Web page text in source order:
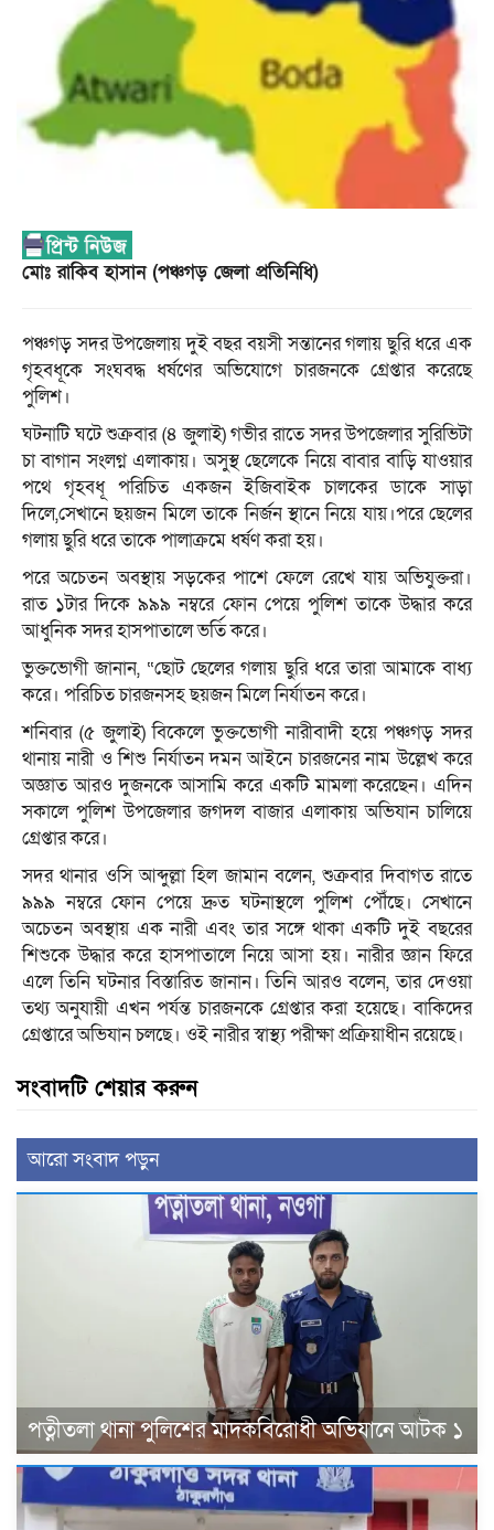
মোঃ রাকিব হাসান (পঞ্চগড় জেলা প্রতিনিধি)
পঞ্চগড় সদর উপজেলায় দুই বছর বয়সী সন্তানের গলায় ছুরি ধরে এক
গৃহবধূকে সংঘবদ্ধ ধর্ষণের অভিযোগে চারজনকে গ্রেপ্তার করেছে
পুলিশ।
ঘটনাটি ঘটে শুক্রবার (৪ জুলাই) গভীর রাতে সদর উপজেলার সুরিভিটা
চা বাগান সংলগ্ন এলাকায়। অসুস্থ ছেলেকে নিয়ে বাবার বাড়ি যাওয়ার
পথে গৃহবধূ পরিচিত একজন ইজিবাইক চালকের ডাকে সাড়া
দিলে,সেখানে ছয়জন মিলে তাকে নির্জন স্থানে নিয়ে যায়।পরে ছেলের
গলায় ছুরি ধরে তাকে পালাক্রমে ধর্ষণ করা হয়।
পরে অচেতন অবস্থায় সড়কের পাশে ফেলে রেখে যায় অভিযুক্তরা।
রাত ১টার দিকে ৯৯৯ নম্বরে ফোন পেয়ে পুলিশ তাকে উদ্ধার করে
আধুনিক সদর হাসপাতালে ভর্তি করে।
ভুক্তভোগী জানান, “ছোট ছেলের গলায় ছুরি ধরে তারা আমাকে বাধ্য
করে। পরিচিত চারজনসহ ছয়জন মিলে নির্যাতন করে।
শনিবার (৫ জুলাই) বিকেলে ভুক্তভোগী নারীবাদী হয়ে পঞ্চগড় সদর
থানায় নারী ও শিশু নির্যাতন দমন আইনে চারজনের নাম উল্লেখ করে
অজ্ঞাত আরও দুজনকে আসামি করে একটি মামলা করেছেন। এদিন
সকালে পুলিশ উপজেলার জগদল বাজার এলাকায় অভিযান চালিয়ে
গ্রেপ্তার করে।
সদর থানার ওসি আব্দুল্লা হিল জামান বলেন, শুক্রবার দিবাগত রাতে
৯৯৯ নম্বরে ফোন পেয়ে দ্রুত ঘটনাস্থলে পুলিশ পৌঁছে। সেখানে
অচেতন অবস্থায় এক নারী এবং তার সঙ্গে থাকা একটি দুই বছরের
শিশুকে উদ্ধার করে হাসপাতালে নিয়ে আসা হয়। নারীর জ্ঞান ফিরে
এলে তিনি ঘটনার বিস্তারিত জানান। তিনি আরও বলেন, তার দেওয়া
তথ্য অনুযায়ী এখন পর্যন্ত চারজনকে গ্রেপ্তার করা হয়েছে। বাকিদের
গ্রেপ্তারে অভিযান চলছে। ওই নারীর স্বাস্থ্য পরীক্ষা প্রক্রিয়াধীন রয়েছে।
সংবাদটি শেয়ার করুন
আরো সংবাদ পড়ুন
পত্নীতলা থানা পুলিশের মাদকবিরোধী অভিযানে আটক ১